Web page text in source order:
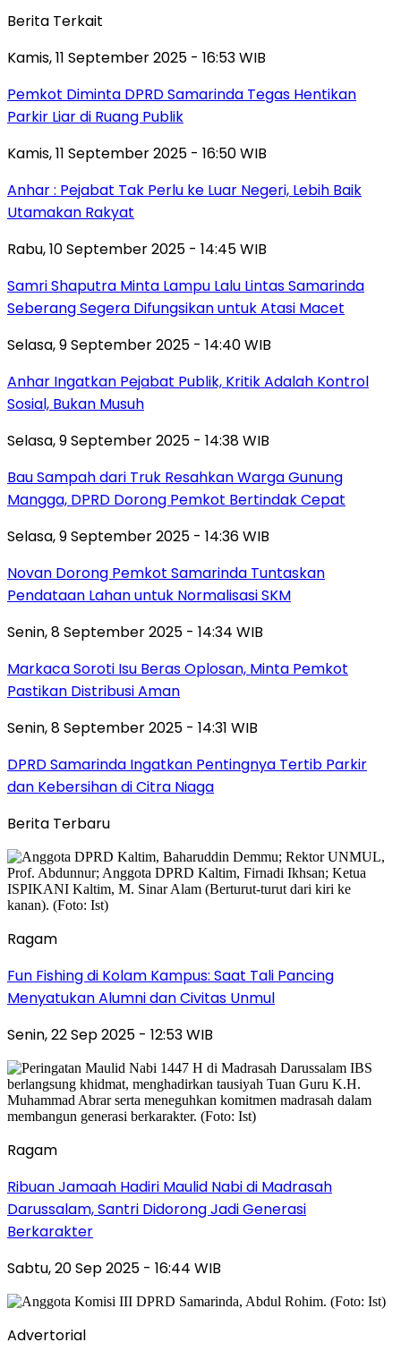
Berita Terkait
Kamis, 11 September 2025 - 16:53 WIB
Pemkot Diminta DPRD Samarinda Tegas Hentikan
Parkir Liar di Ruang Publik
Kamis, 11 September 2025 - 16:50 WIB
Anhar : Pejabat Tak Perlu ke Luar Negeri, Lebih Baik
Utamakan Rakyat
Rabu, 10 September 2025 - 14:45 WIB
Samri Shaputra Minta Lampu Lalu Lintas Samarinda
Seberang Segera Difungsikan untuk Atasi Macet
Selasa, 9 September 2025 - 14:40 WIB
Anhar Ingatkan Pejabat Publik, Kritik Adalah Kontrol
Sosial, Bukan Musuh
Selasa, 9 September 2025 - 14:38 WIB
Bau Sampah dari Truk Resahkan Warga Gunung
Mangga, DPRD Dorong Pemkot Bertindak Cepat
Selasa, 9 September 2025 - 14:36 WIB
Novan Dorong Pemkot Samarinda Tuntaskan
Pendataan Lahan untuk Normalisasi SKM
Senin, 8 September 2025 - 14:34 WIB
Markaca Soroti Isu Beras Oplosan, Minta Pemkot
Pastikan Distribusi Aman
Senin, 8 September 2025 - 14:31 WIB
DPRD Samarinda Ingatkan Pentingnya Tertib Parkir
dan Kebersihan di Citra Niaga
Berita Terbaru
Ragam
Fun Fishing di Kolam Kampus: Saat Tali Pancing
Menyatukan Alumni dan Civitas Unmul
Senin, 22 Sep 2025 - 12:53 WIB
Ragam
Ribuan Jamaah Hadiri Maulid Nabi di Madrasah
Darussalam, Santri Didorong Jadi Generasi
Berkarakter
Sabtu, 20 Sep 2025 - 16:44 WIB
Advertorial